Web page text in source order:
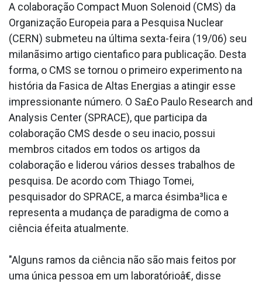
A colaboração Compact Muon Solenoid (CMS) da
Organização Europeia para a Pesquisa Nuclear
(CERN) submeteu na última sexta-feira (19/06) seu
milanãsimo artigo cienta­fico para publicação. Desta
forma, o CMS se tornou o primeiro experimento na
história da Fa­sica de Altas Energias a atingir esse
impressionante número. O Sa£o Paulo Research and
Analysis Center (SPRACE), que participa da
colaboração CMS desde o seu ina­cio, possui
membros citados em todos os artigos da
colaboração e liderou vários desses trabalhos de
pesquisa. De acordo com Thiago Tomei,
pesquisador do SPRACE, a marca ésimba³lica e
representa a mudança de paradigma de como a
ciência éfeita atualmente.
"Alguns ramos da ciência não são mais feitos por
uma única pessoa em um laboratórioâ€, disse